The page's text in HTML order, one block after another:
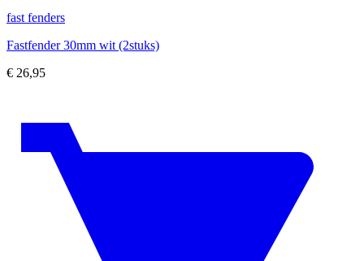
fast fenders
Fastfender 30mm wit (2stuks)
€ 26,95